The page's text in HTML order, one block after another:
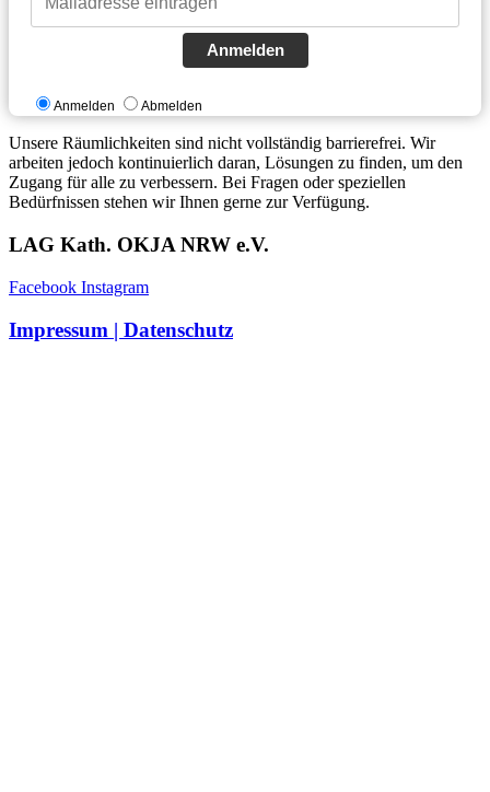
Anmelden
Anmelden Abmelden
Unsere Räumlichkeiten sind nicht vollständig barrierefrei. Wir
arbeiten jedoch kontinuierlich daran, Lösungen zu finden, um den
Zugang für alle zu verbessern. Bei Fragen oder speziellen
Bedürfnissen stehen wir Ihnen gerne zur Verfügung.
LAG Kath. OKJA NRW e.V.
Facebook Instagram
Impressum | Datenschutz